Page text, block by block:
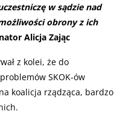
w sądzie nad
obrony z ich
Alicja Zając
z kolei, że do
SKOK-ów
koalicja rządząca, bardzo